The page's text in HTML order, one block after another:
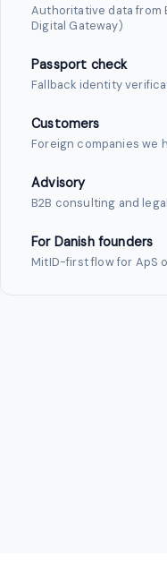
Authoritative data from
Digital Gateway)
Passport check
Fallback identity
Customers
Foreign companies we
Advisory
B2B consulting and
For Danish founders
MitID-first flow for ApS